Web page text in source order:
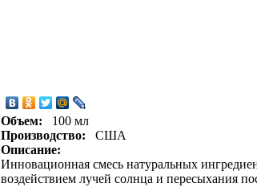
Объем:
100 мл
Производство:
США
Описание:
Инновационная смесь натуральных
воздействием лучей солнца и пересыхания